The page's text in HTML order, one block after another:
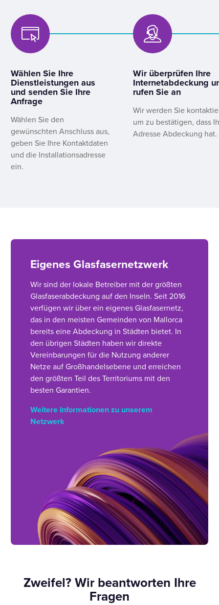
Wählen Sie Ihre
Dienstleistungen aus
und senden Sie Ihre
Anfrage
Wählen Sie den
gewünschten Anschluss aus,
geben Sie Ihre Kontaktdaten
und die Installationsadresse
ein.
Wir überprüfen Ihre
Internetabdeckung
rufen Sie an
Wir werden Sie
um zu bestätigen, dass
Adresse Abdeckung hat.
Eigenes Glasfasernetzwerk
Wir sind der lokale Betreiber mit der größten
Glasfaserabdeckung auf den Inseln. Seit 2016
verfügen wir über ein eigenes Glasfasernetz,
das in den meisten Gemeinden von Mallorca
bereits eine Abdeckung in Städten bietet. In
den übrigen Städten haben wir direkte
Vereinbarungen für die Nutzung anderer
Netze auf Großhandelsebene und erreichen
den größten Teil des Territoriums mit den
besten Garantien.
Weitere Informationen zu unserem
Netzwerk
Zweifel? Wir beantworten Ihre
Fragen